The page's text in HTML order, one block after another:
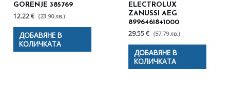
GORENJE 385769
12.22 € (23.90 лв.)
ДОБАВЯНЕ В
КОЛИЧКАТА
ELECTROLUX
ZANUSSI AEG
8996461841000
29.55 € (57.79 лв.)
ДОБАВЯНЕ В
КОЛИЧКАТА